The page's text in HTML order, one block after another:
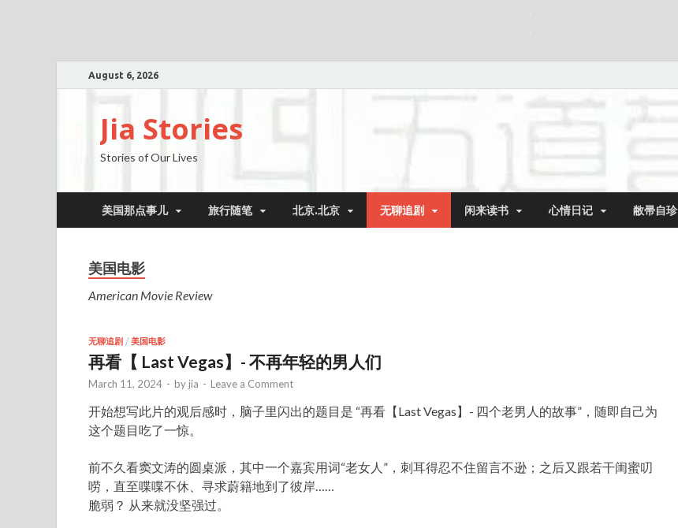
August 6, 2026
Jia Stories
Stories of Our Lives
美国那点事儿 旅行随笔 北京.北京 无聊追剧 闲来读书 心情日记 敝帚自珍
美国电影
American Movie Review
无聊追剧 / 美国电影
再看【 Last Vegas】- 不再年轻的男人们
March 11, 2024 - by jia - Leave a Comment
开始想写此片的观后感时，脑子里闪出的题目是 “再看【Last Vegas】- 四个老男人的故事”，随即自己为
这个题目吃了一惊。
前不久看窦文涛的圆桌派，其中一个嘉宾用词“老女人”，刺耳得忍不住留言不逊；之后又跟若干闺蜜叨
唠，直至喋喋不休、寻求蔚籍地到了彼岸……
脆弱？ 从来就没坚强过。